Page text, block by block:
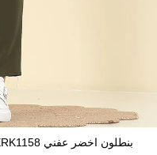
بنطلون اخضر عفني 0650ERK1158